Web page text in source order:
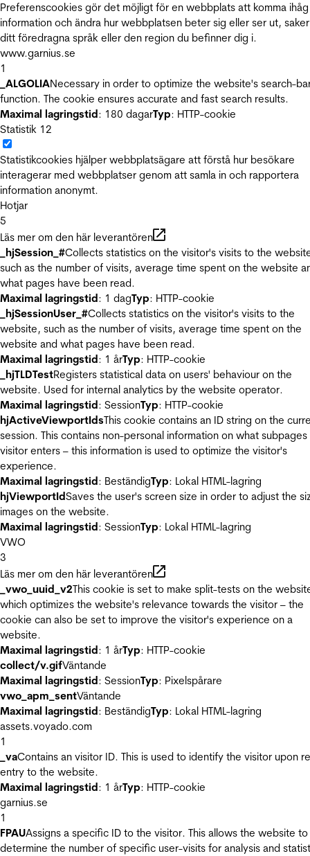
Preferenscookies gör det möjligt för en webbplats att komma ihåg
information och ändra hur webbplatsen beter sig eller ser ut,
ditt föredragna språk eller den region du befinner dig i.
www.garnius.se
1
_ALGOLIANecessary in order to optimize the website's search-
function. The cookie ensures accurate and fast search results.
Maximal lagringstid: 180 dagarTyp: HTTP-cookie
Statistik 12
Statistikcookies hjälper webbplatsägare att förstå hur besökare
interagerar med webbplatser genom att samla in och rapportera
information anonymt.
Hotjar
5
Läs mer om den här leverantören
_hjSession_#Collects statistics on the visitor's visits to the
such as the number of visits, average time spent on the website
what pages have been read.
Maximal lagringstid: 1 dagTyp: HTTP-cookie
_hjSessionUser_#Collects statistics on the visitor's visits to the
website, such as the number of visits, average time spent on the
website and what pages have been read.
Maximal lagringstid: 1 årTyp: HTTP-cookie
_hjTLDTestRegisters statistical data on users' behaviour on the
website. Used for internal analytics by the website operator.
Maximal lagringstid: SessionTyp: HTTP-cookie
hjActiveViewportIdsThis cookie contains an ID string on the
session. This contains non-personal information on what
visitor enters – this information is used to optimize the visitor's
experience.
Maximal lagringstid: BeständigTyp: Lokal HTML-lagring
hjViewportIdSaves the user's screen size in order to adjust the
images on the website.
Maximal lagringstid: SessionTyp: Lokal HTML-lagring
VWO
3
Läs mer om den här leverantören
_vwo_uuid_v2This cookie is set to make split-tests on the
which optimizes the website's relevance towards the visitor – the
cookie can also be set to improve the visitor's experience on a
website.
Maximal lagringstid: 1 årTyp: HTTP-cookie
collect/v.gifVäntande
Maximal lagringstid: SessionTyp: Pixelspårare
vwo_apm_sentVäntande
Maximal lagringstid: BeständigTyp: Lokal HTML-lagring
assets.voyado.com
1
_vaContains an visitor ID. This is used to identify the visitor upon
entry to the website.
Maximal lagringstid: 1 årTyp: HTTP-cookie
garnius.se
1
FPAUAssigns a specific ID to the visitor. This allows the website to
determine the number of specific user-visits for analysis and